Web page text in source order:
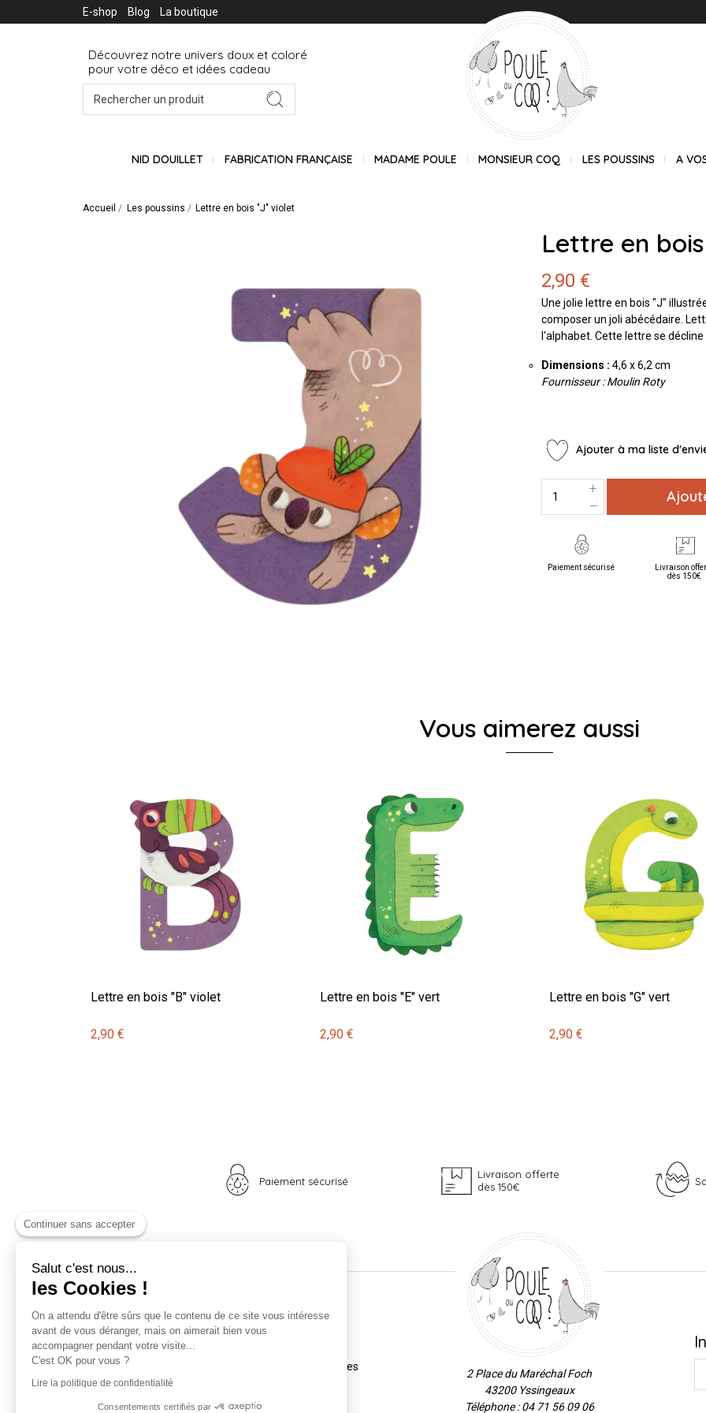
E-shop Blog La boutique
Découvrez notre univers doux et coloré
pour votre déco et idées cadeau
NID DOUILLET FABRICATION FRANÇAISE MADAME POULE MONSIEUR COQ LES POUSSINS A
Accueil Les poussins Lettre en bois "J" violet
Lettre en
2,90 €
Une jolie lettre en bois "J"
composer un joli abécédaire.
l'alphabet. Cette lettre se décline
Dimensions : 4,6 x 6,2 cm
Fournisseur : Moulin Roty
Ajouter à ma liste
Paiement sécurisé
Livraison
dès 150€
Vous aimerez aussi
Lettre en bois "B" violet
2,90 €
Lettre en bois "E" vert
2,90 €
Lettre en bois "G" vert
2,90 €
Paiement sécurisé
Livraison offerte
dès 150€
Nos univers
Nid douillet
Madame Poule
Monsieur Coq
Les poussins
Informations
La boutique
Coordonnées et horaires
2 Place du Maréchal Foch
43200 Yssingeaux
Téléphone : 04 71 56 09 06
Continuer sans accepter
Salut c'est nous...
les Cookies !
On a attendu d'être sûrs que le contenu de ce site vous intéresse
avant de vous déranger, mais on aimerait bien vous
accompagner pendant votre visite...
C'est OK pour vous ?
Lire la politique de confidentialité
Consentements certifiés par